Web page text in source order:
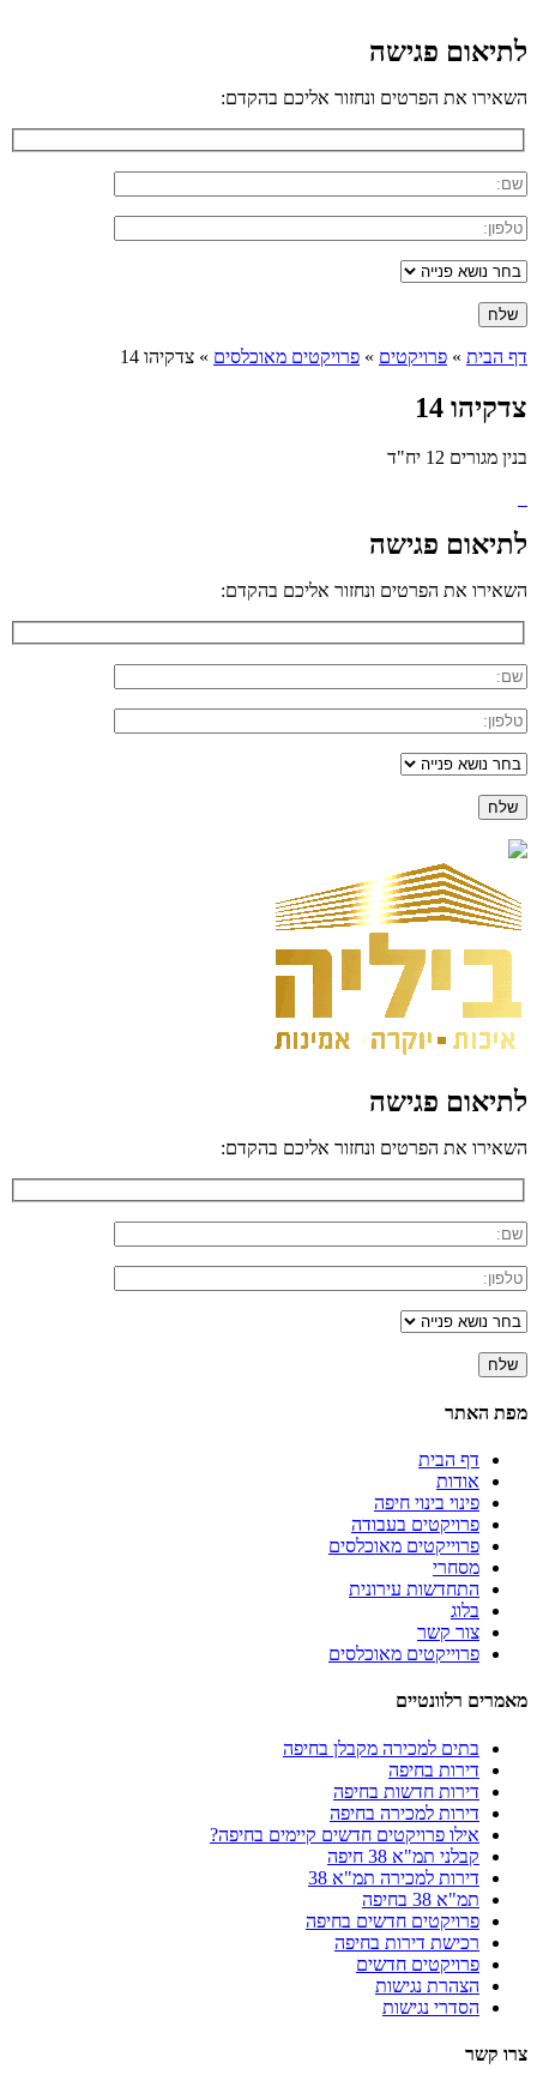
לתיאום פגישה
השאירו את הפרטים ונחזור אליכם בהקדם:
דף הבית » פרויקטים » פרויקטים מאוכלסים » צדקיהו 14
צדקיהו 14
בנין מגורים 12 יח"ד
לתיאום פגישה
השאירו את הפרטים ונחזור אליכם בהקדם:
לתיאום פגישה
השאירו את הפרטים ונחזור אליכם בהקדם:
מפת האתר
דף הבית
אודות
פינוי בינוי חיפה
פרויקטים בעבודה
פרוייקטים מאוכלסים
מסחרי
התחדשות עירונית
בלוג
צור קשר
פרוייקטים מאוכלסים
מאמרים רלוונטיים
בתים למכירה מקבלן בחיפה
דירות בחיפה
דירות חדשות בחיפה
דירות למכירה בחיפה
אילו פרויקטים חדשים קיימים בחיפה?
קבלני תמ"א 38 חיפה
דירות למכירה תמ"א 38
תמ"א 38 בחיפה
פרויקטים חדשים בחיפה
רכישת דירות בחיפה
פרויקטים חדשים
הצהרת נגישות
הסדרי נגישות
צרו קשר